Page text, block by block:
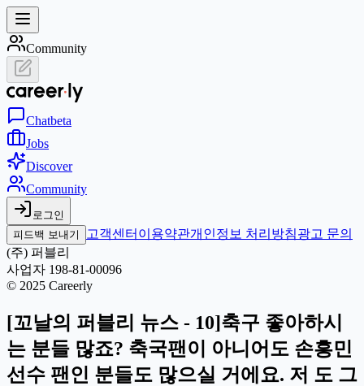
Community
Chatbeta
Jobs
Discover
Community
로그인
피드백 보내기
고객센터 이용약관개인정보 처리방침광고 문의
(주) 퍼블리
사업자 198-81-00096
© 2025 Careerly
[꼬날의 퍼블리 뉴스 - 10]축구 좋아하시
는 분들 많죠? 축국팬이 아니어도 손흥민
선수 팬인 분들도 많으실 거에요. 저 도 그